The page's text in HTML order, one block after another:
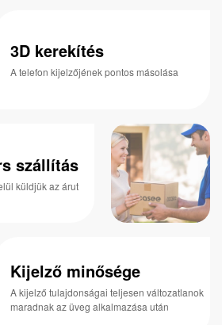
3D kerekítés
A telefon kijelzőjének pontos másolása
szállítás
küldjük az árut
Kijelző minősége
A kijelző tulajdonságai teljesen változatlanok
maradnak az üveg alkalmazása után